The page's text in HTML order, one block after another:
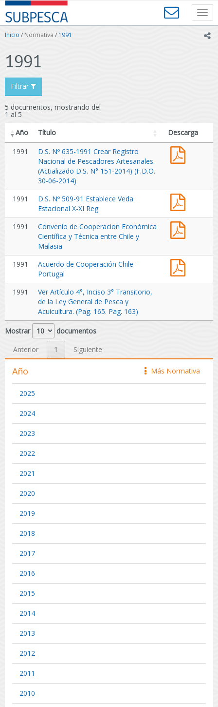
Contenido
principal
SUBPESCA
-
Subsecretaría
Acuicultura
-
Gobierno
Chile
Inicio / Normativa / 1991
1991
Filtrar
5 documentos, mostrando del
1 al 5
Año
Título Descarga
1991
D.S. Nº 635-1991 Crear Registro
Nacional de Pescadores Artesanales.
(Actializado D.S. N° 151-2014) (F.D.O.
30-06-2014)
1991
D.S. Nº 509-91 Establece Veda
Estacional X-XI Reg.
91
xi.pdf
1991
Convenio de Cooperacion Económica
Científica y Técnica entre Chile y
Malasia
Chile
1991
Acuerdo de Cooperación Chile-
Portugal
1991
Ver Artículo 4°, Inciso 3° Transitorio,
de la Ley General de Pesca y
Acuicultura. (Pag. 165. Pag. 163)
Mostrar
documentos
Anterior
1 Siguiente
icono
Más Normativa
Año
2025
2024
2023
2022
2021
2020
2019
2018
2017
2016
2015
2014
2013
2012
2011
2010